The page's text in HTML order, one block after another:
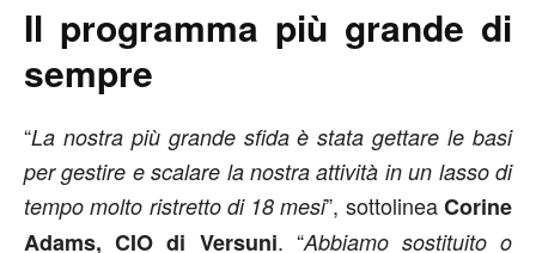
Il programma più grande di
sempre
“La nostra più grande sfida è stata gettare le basi
per gestire e scalare la nostra attività in un lasso di
tempo molto ristretto di 18 mesi”, sottolineaCorine
Adams, CIO di Versuni. “Abbiamo sostituito o